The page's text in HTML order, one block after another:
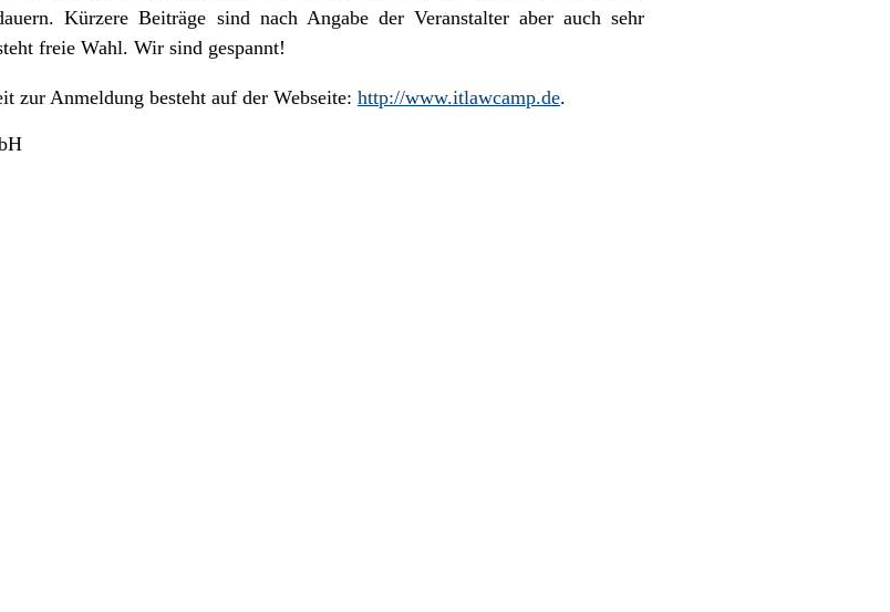
Kürzere Beiträge sind nach Angabe der Veranstalter aber auch sehr
freie Wahl. Wir sind gespannt!
zur Anmeldung besteht auf der Webseite: http://www.itlawcamp.de.